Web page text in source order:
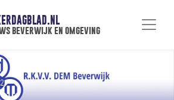
beverwijk en omgeving